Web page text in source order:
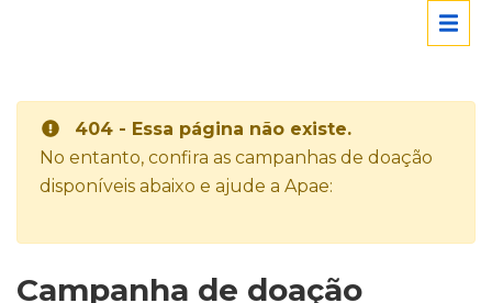
404 - Essa página não existe.
No entanto, confira as campanhas de doação
disponíveis abaixo e ajude a Apae:
Campanha de doação